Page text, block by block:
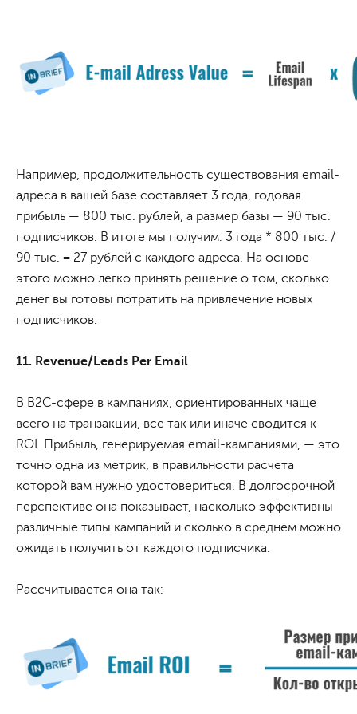
Например, продолжительность существования email-
адреса в вашей базе составляет 3 года, годовая
прибыль — 800 тыс. рублей, а размер базы — 90 тыс.
подписчиков. В итоге мы получим: 3 года * 800 тыс. /
90 тыс. = 27 рублей с каждого адреса. На основе
этого можно легко принять решение о том, сколько
денег вы готовы потратить на привлечение новых
подписчиков.
11. Revenue/Leads Per Email
В В2С-сфере в кампаниях, ориентированных чаще
всего на транзакции, все так или иначе сводится к
ROI. Прибыль, генерируемая email-кампаниями, — это
точно одна из метрик, в правильности расчета
которой вам нужно удостовериться. В долгосрочной
перспективе она показывает, насколько эффективны
различные типы кампаний и сколько в среднем можно
ожидать получить от каждого подписчика.
Рассчитывается она так: